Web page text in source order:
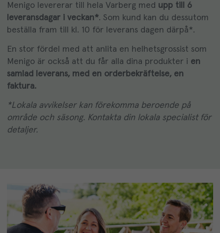
Menigo levererar till hela Varberg med upp till 6
leveransdagar i veckan*. Som kund kan du dessutom
beställa fram till kl. 10 för leverans dagen därpå*.
En stor fördel med att anlita en helhetsgrossist som
Menigo är också att du får alla dina produkter i en
samlad leverans, med en orderbekräftelse, en
faktura.
*Lokala avvikelser kan förekomma beroende på
område och säsong. Kontakta din lokala specialist för
detaljer.